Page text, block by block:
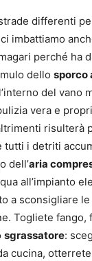
differenti
imbattiamo
perché ha
dello sporco
del vano
vera e
risulterà
tutti i detriti
dell’aria
all’impianto
a sconsigliare
Togliete fango,
sgrassatore:
cucina,